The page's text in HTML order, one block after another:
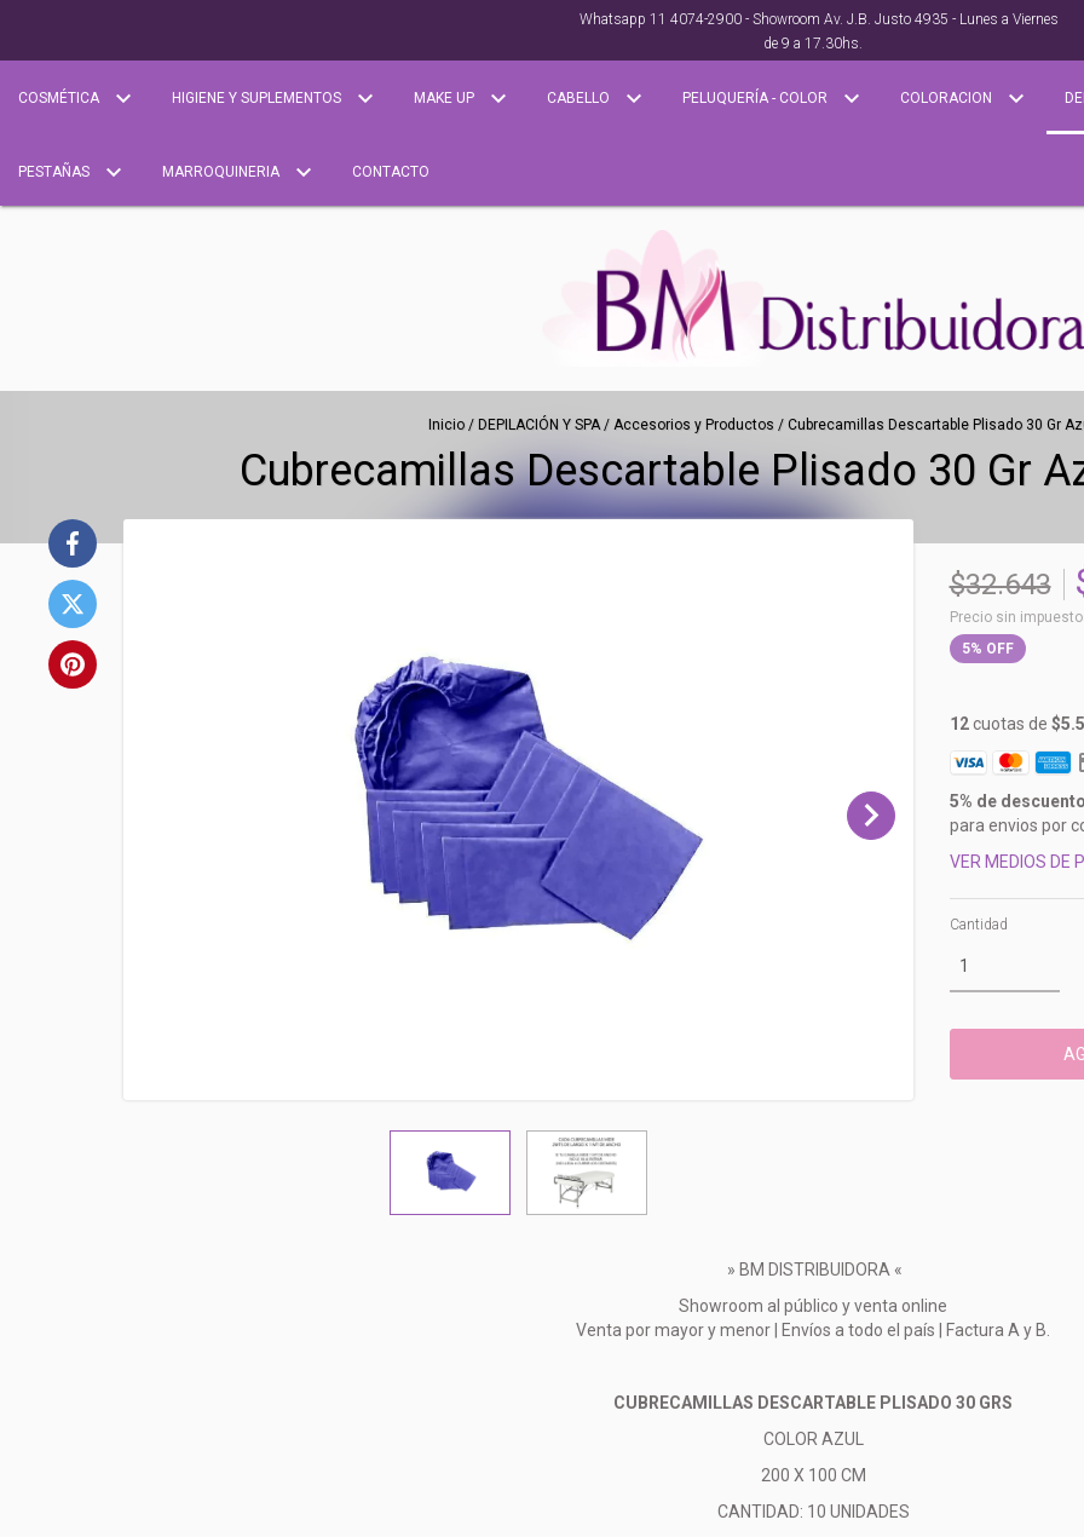
Whatsapp 11 4074-2900 - Showroom Av. J.B. Justo 4935 - Lunes a Viernes
de 9 a 17.30hs.
COSMÉTICA HIGIENE Y SUPLEMENTOS MAKE UP CABELLO PELUQUERÍA - COLOR COLORACION
PESTAÑAS MARROQUINERIA CONTACTO
Inicio / DEPILACIÓN Y SPA / Accesorios y Productos / Cubrecamillas Descartable Plisado 30 Gr
Cubrecamillas Descartable Plisado 30 Gr
$32.643
Precio sin
5% OFF
12cuotas de
5% de descuento
para envios por
VER MEDIOS DE
Cantidad
» BM DISTRIBUIDORA «
Showroom al público y venta online
Venta por mayor y menor | Envíos a todo el país | Factura A y B.
CUBRECAMILLAS DESCARTABLE PLISADO 30 GRS
COLOR AZUL
200 X 100 CM
CANTIDAD: 10 UNIDADES